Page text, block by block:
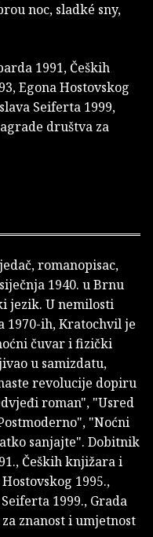
noc, sladké sny,
1991, Čeških
Egona Hostovskog
Seiferta 1999,
društva za
romanopisac,
1940. u Brnu
jezik. U nemilosti
1970-ih, Kratochvil je
čuvar i fizički
u samizdatu,
revolucije dopiru
roman", "Usred
"Noćni
sanjajte". Dobitnik
Čeških knjižara i
1995.,
1999., Grada
znanost i umjetnost